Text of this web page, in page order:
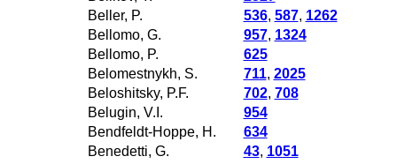
Beller, P.
536, 587, 1262
Bellomo, G.
957, 1324
Bellomo, P.
625
Belomestnykh, S.
711, 2025
Beloshitsky, P.F.
702, 708
Belugin, V.I.
954
Bendfeldt-Hoppe, H.
634
Benedetti, G.
43, 1051